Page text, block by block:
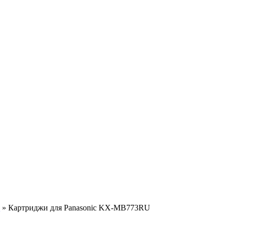
» Картриджи для Panasonic KX-MB773RU